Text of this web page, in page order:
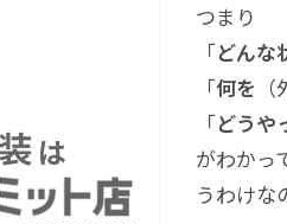
つまり
「どんな
「何を
「どうや
がわかっ
うわけな